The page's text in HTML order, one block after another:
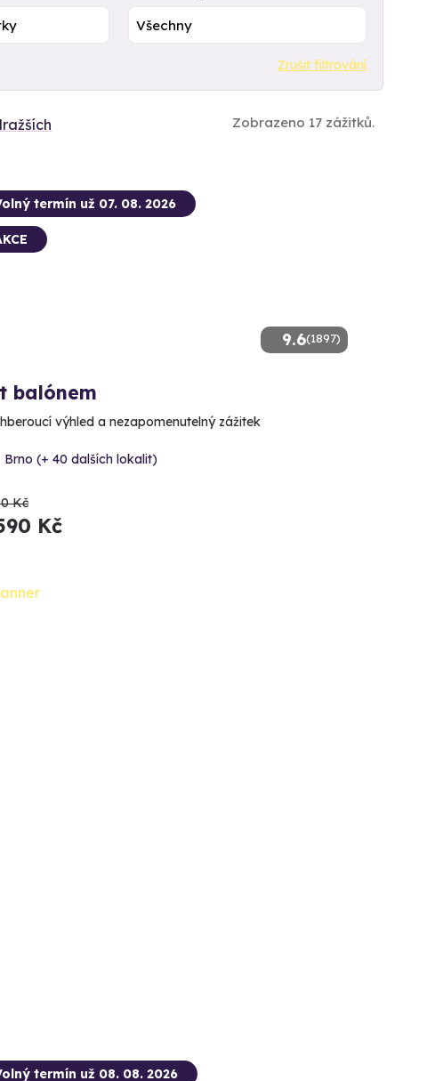
Zrušit filtrování
Zobrazeno 17 zážitků.
9.6(1897)
termín už 07. 08. 2026
balónem
výhled a nezapomenutelný zážitek
Brno (+ 40 dalších lokalit)
Kč
Kč
termín už 08. 08. 2026